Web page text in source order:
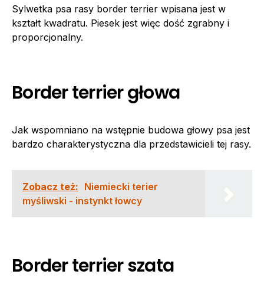
Sylwetka psa rasy border terrier wpisana jest w
kształt kwadratu. Piesek jest więc dość zgrabny i
proporcjonalny.
Border terrier głowa
Jak wspomniano na wstępnie budowa głowy psa jest
bardzo charakterystyczna dla przedstawicieli tej rasy.
Zobacz też: Niemiecki terier
myśliwski - instynkt łowcy
Border terrier szata